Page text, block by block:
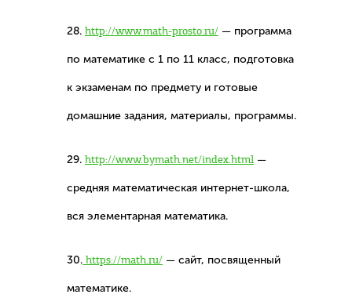
28. http://www.math-prosto.ru/ — программа
по математике с 1 по 11 класс, подготовка
к экзаменам по предмету и готовые
домашние задания, материалы, программы.
29. http://www.bymath.net/index.html —
средняя математическая интернет-школа,
вся элементарная математика.
30. https://math.ru/ — сайт, посвященный
математике.